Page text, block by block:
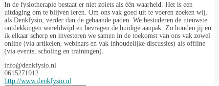
In de fysiotherapie bestaat er niet zoiets als één waarheid. Het is een
uitdaging om te blijven leren. Om ons vak goed uit te voeren zoeken wij,
als Denkfysio, verder dan de gebaande paden. We bestuderen de nieuwste
ontdekkingen wereldwijd en bevragen de huidige aanpak. Zo houden jij en
ik elkaar scherp en investeren we samen in de toekomst van ons vak zowel
online (via artikelen, webinars en vak inhoudelijke discussies) als offline
(via events, scholing en trainingen).
info@denkfysio.nl
0615271912
http://www.denkfysio.nl